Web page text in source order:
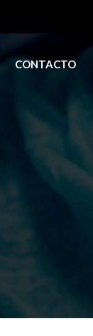
CONTACTO